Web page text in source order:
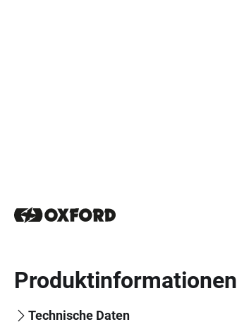
Produktinformationen
Technische Daten